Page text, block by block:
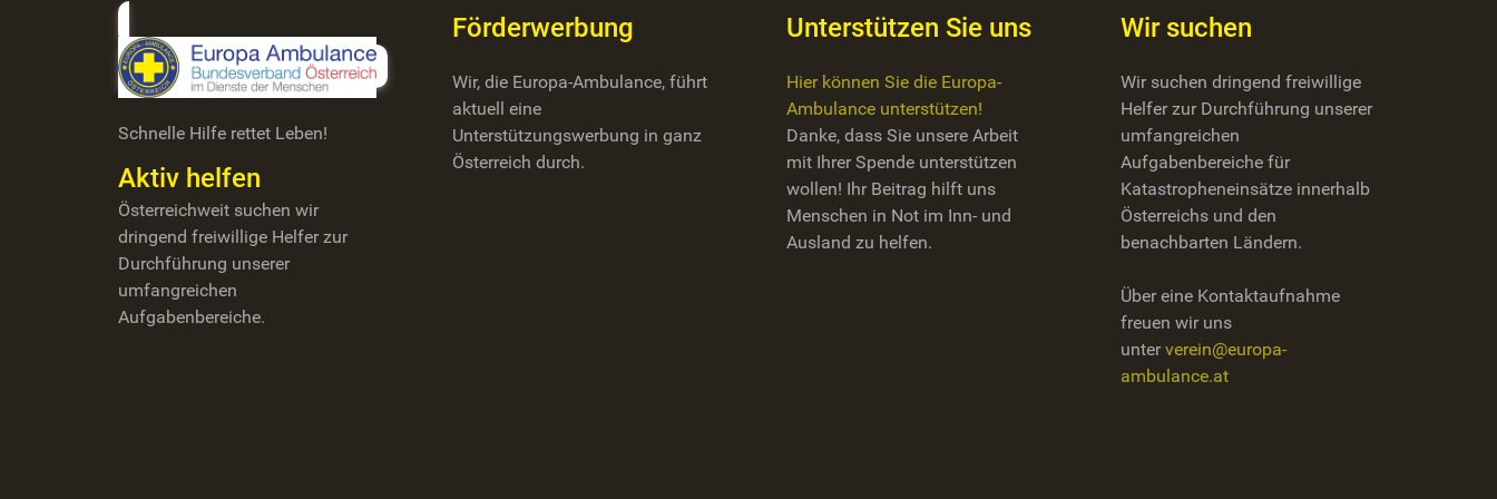
Schnelle Hilfe rettet Leben!
Aktiv helfen
Österreichweit suchen wir
dringend freiwillige Helfer zur
Durchführung unserer
umfangreichen
Aufgabenbereiche.
Förderwerbung
Wir, die Europa-Ambulance, führt
aktuell eine
Unterstützungswerbung in ganz
Österreich durch.
Unterstützen Sie uns
Hier können Sie die Europa-
Ambulance unterstützen!
Danke, dass Sie unsere Arbeit
mit Ihrer Spende unterstützen
wollen! Ihr Beitrag hilft uns
Menschen in Not im Inn- und
Ausland zu helfen.
Wir suchen
Wir suchen dringend freiwillige
Helfer zur Durchführung unserer
umfangreichen
Aufgabenbereiche für
Katastropheneinsätze innerhalb
Österreichs und den
benachbarten Ländern.
Über eine Kontaktaufnahme
freuen wir uns
unterverein@europa-
ambulance.at